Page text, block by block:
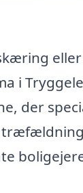
i
der